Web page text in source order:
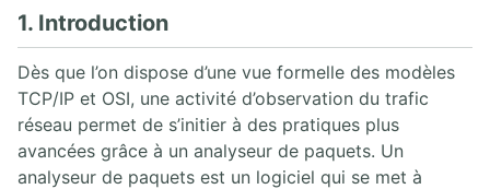
2. CAPTURE ET ANALYSE DE PAQUETS AVEC WIRESHARK
1. Analyseurs de paquets
2. Analyse de paquets
3. Placement de l'analyseur de paquet
4. Introduction à Wireshark
5. Menus de Wireshark
6. Capture de paquets
1. Introduction
Dès que l’on dispose d’une vue formelle des modèles
TCP/IP et OSI, une activité d’observation du trafic
réseau permet de s’initier à des pratiques plus
avancées grâce à un analyseur de paquets. Un
analyseur de paquets est un logiciel qui se met à